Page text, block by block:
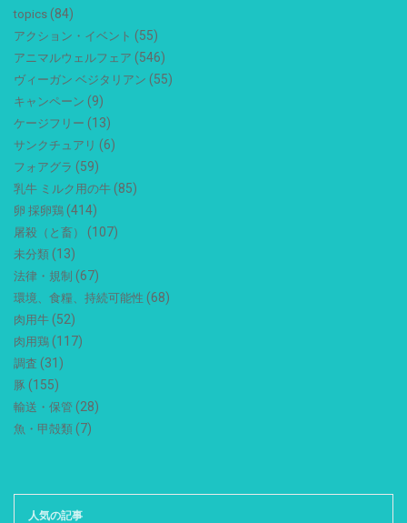
topics (84)
アクション・イベント (55)
アニマルウェルフェア (546)
ヴィーガン ベジタリアン (55)
キャンペーン (9)
ケージフリー (13)
サンクチュアリ (6)
フォアグラ (59)
乳牛 ミルク用の牛 (85)
卵 採卵鶏 (414)
屠殺（と畜） (107)
未分類 (13)
法律・規制 (67)
環境、食糧、持続可能性 (68)
肉用牛 (52)
肉用鶏 (117)
調査 (31)
豚 (155)
輸送・保管 (28)
魚・甲殻類 (7)
人気の記事